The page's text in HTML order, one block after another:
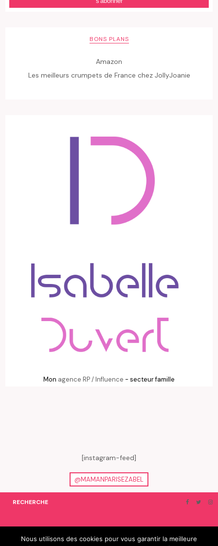
BONS PLANS
Amazon
Les meilleurs crumpets de France chez JollyJoanie
Mon agence RP / Influence - secteur famille
[instagram-feed]
@MAMANPARISEZABEL
RECHERCHE
ON EN PARLE… BLOGROLL
Nous utilisons des cookies pour vous garantir la meilleure